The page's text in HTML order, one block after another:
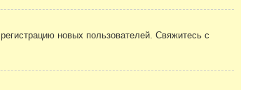
новых пользователей. Свяжитесь с